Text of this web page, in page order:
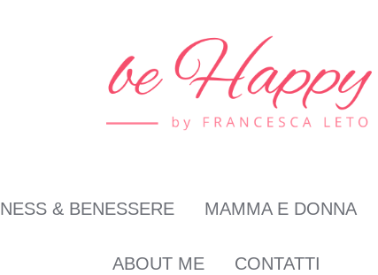
& BENESSERE MAMMA E DONNA
ABOUT ME
CONTATTI